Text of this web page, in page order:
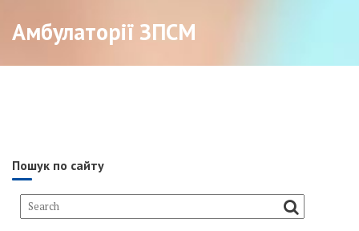
Амбулаторії ЗПСМ
Пошук по сайту